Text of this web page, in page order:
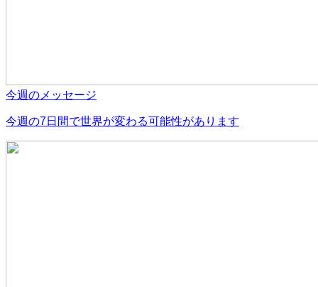
今週のメッセージ
今週の7日間で世界が変わる可能性があります